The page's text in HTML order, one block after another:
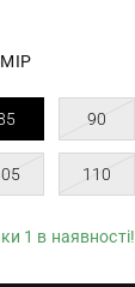
90
110
1 в наявності!